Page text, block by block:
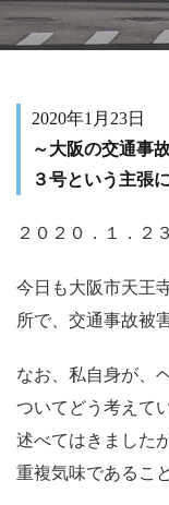
2020年1月23日
～大阪の交通事
３号という主張
２０２０．１．２３
今日も大阪市天王
所で、交通事故被
なお、私自身が、
ついてどう考えて
述べてはきました
重複気味であるこ